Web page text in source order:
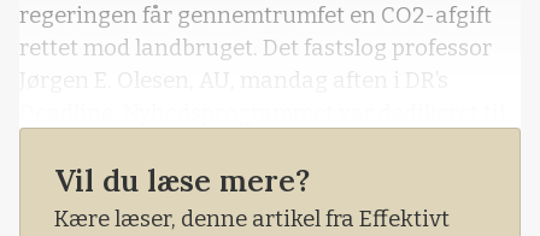
regeringen får gennemtrumfet en CO2-afgift
rettet mod landbruget. Det fastslog professor
Jørgen E. Olesen, AU, mandag aften i DR’s
kræver pålagt landbrugserhvervet.
Vil du læse mere?
Kære læser, denne artikel fra Effektivt